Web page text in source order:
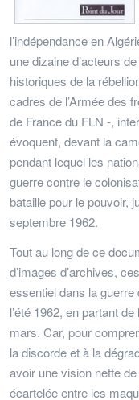
l’indépendance en
une dizaine d’acteurs
historiques de la
cadres de l’Armée des
de France du FLN -,
évoquent, devant la
pendant lequel les
guerre contre le
bataille pour le pouvoir,
septembre 1962.
Tout au long de ce
d’images d’archives,
essentiel dans la guerre
l’été 1962, en partant
mars. Car, pour
la discorde et à la
avoir une vision nette
écartelée entre les